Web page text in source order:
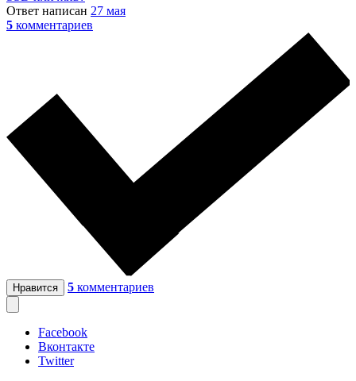
Ответ написан 27 мая
5 комментариев
Нравится 5 комментариев
Facebook
Вконтакте
Twitter